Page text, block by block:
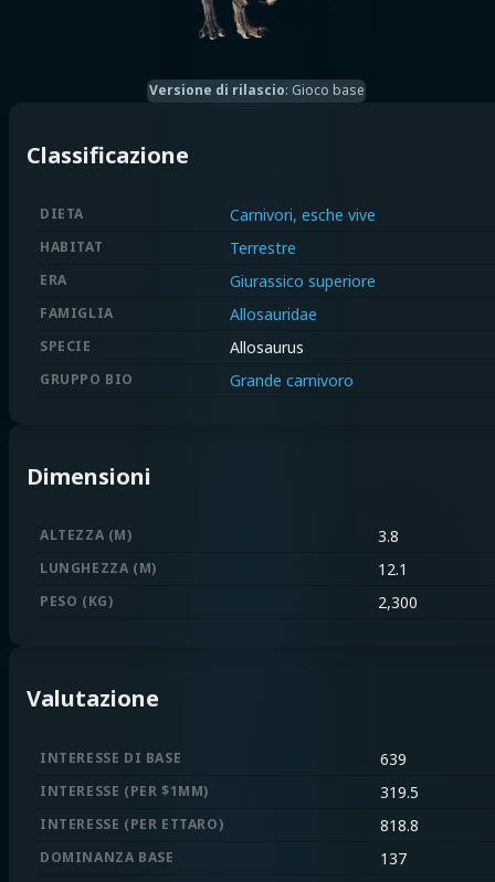
Versione di rilascio: Gioco base
Classificazione
DIETA Carnivori, esche vive
HABITAT Terrestre
ERA Giurassico superiore
FAMIGLIA Allosauridae
SPECIE Allosaurus
GRUPPO BIO Grande carnivoro
Dimensioni
ALTEZZA (M) 3.8
LUNGHEZZA (M) 12.1
PESO (KG) 2,300
Valutazione
INTERESSE DI BASE 639
INTERESSE (PER $1MM) 319.5
INTERESSE (PER ETTARO) 818.8
DOMINANZA BASE 137